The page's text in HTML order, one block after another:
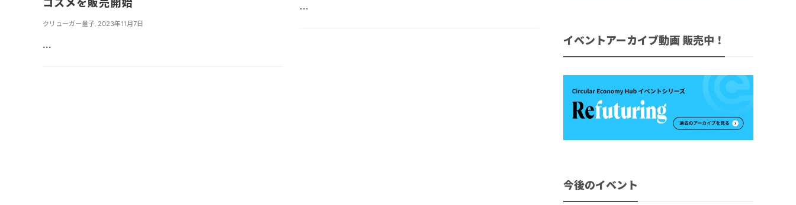
クリューガー量子 2023年11月7日
...
...
イベントアーカイブ動画 販売中！
今後のイベント